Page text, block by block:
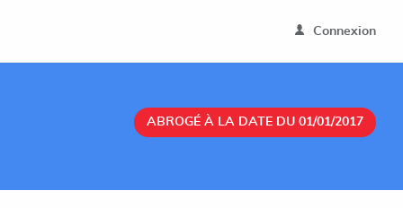
Connexion
ABROGÉ À LA DATE DU 01/01/2017